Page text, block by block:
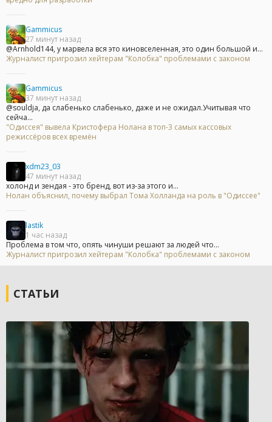
Gammicus
27 минут назад
@Arnhold144, у марвела вся это киновселенная, это один большой и...
Журналист пригрозил хейтерам "Колобка" проблемами с законом
Gammicus
37 минут назад
@souldja, да слабенько слабенько, даже и не ожидал.Учитывая что
сейча...
"Одиссея" вывела Кристофера Нолана в топ-3 самых кассовых
режиссёров всех времён
xdm23_03
47 минут назад
холонд и зендая - это бренд, вот из-за этого и...
Нолан объяснил, почему выбрал Тома Холланда на роль в "Одиссее"
lastik
1 час назад
Проблема в том что, опять чинуши решают за людей что...
Журналист пригрозил хейтерам "Колобка" проблемами с законом
СТАТЬИ